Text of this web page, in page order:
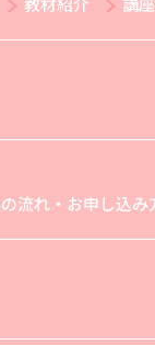
流れ・お申し込